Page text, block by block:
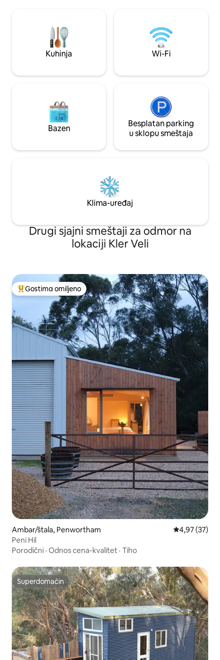
pešačenje/biciklizam počinju ispred
ulazne kapije, a u blizini su Staza rizlinga i
hotel. Lokacija, lokacija.
na zahtev.
zvezda u vedroj
opuštanje!
Kuhinja Wi-Fi
Bazen
Besplatan parking
u sklopu smeštaja
Klima-uređaj
Drugi sjajni smeštaji za odmor na
lokaciji Kler Veli
Najuspešniji među gostima omiljenim
Gostima omiljeno
Ambar/štala, Penwortham Prosečna
4,97 (37)
Peni Hil
Porodični · Odnos cena-kvalitet · Tiho
Superdomaćin
Superdomaćin